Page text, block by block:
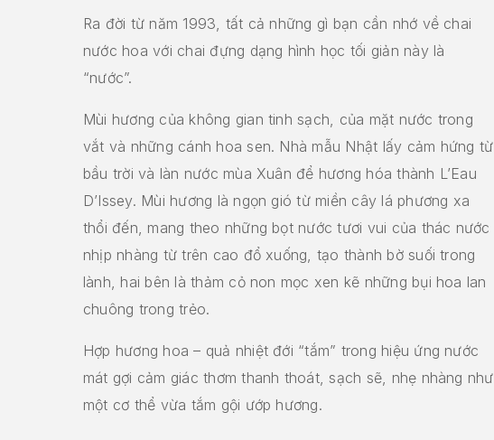
Ra đời từ năm 1993, tất cả những gì bạn cần nhớ về chai
nước hoa với chai đựng dạng hình học tối giản này là
“nước”.
Mùi hương của không gian tinh sạch, của mặt nước trong
vắt và những cánh hoa sen. Nhà mẫu Nhật lấy cảm hứng từ
bầu trời và làn nước mùa Xuân để hương hóa thành L’Eau
D’Issey. Mùi hương là ngọn gió từ miền cây lá phương xa
thổi đến, mang theo những bọt nước tươi vui của thác nước
nhịp nhàng từ trên cao đổ xuống, tạo thành bờ suối trong
lành, hai bên là thảm cỏ non mọc xen kẽ những bụi hoa lan
chuông trong trẻo.
Hợp hương hoa – quả nhiệt đới “tắm” trong hiệu ứng nước
mát gợi cảm giác thơm thanh thoát, sạch sẽ, nhẹ nhàng như
một cơ thể vừa tắm gội ướp hương.